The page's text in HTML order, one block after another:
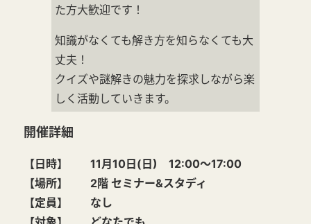
た方大歓迎です！
知識がなくても解き方を知らなくても大
丈夫！
クイズや謎解きの魅力を探求しながら楽
しく活動していきます。
開催詳細
【日時】 11月10日(日) 12:00～17:00
【場所】 2階 セミナー&スタディ
【定員】 なし